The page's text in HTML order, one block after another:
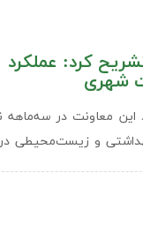
کرد: عملکرد
این معاونت در
بهداشتی و